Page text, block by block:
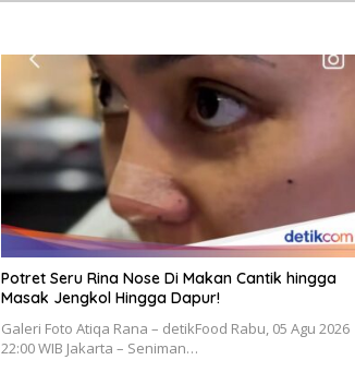
Potret Seru Rina Nose Di Makan Cantik hingga
Masak Jengkol Hingga Dapur!
Galeri Foto Atiqa Rana – detikFood Rabu, 05 Agu 2026
22:00 WIB Jakarta – Seniman…